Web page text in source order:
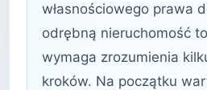
własnościowego prawa
odrębną nieruchomość
wymaga zrozumienia
kroków. Na początku